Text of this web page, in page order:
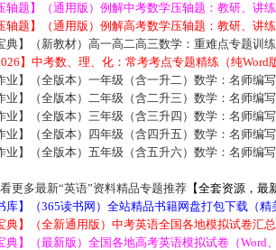
轴题】（通用版）例解中考数学压轴题：教研、讲
轴题】（通用版）例解高考数学压轴题：教研、讲
典】（新教材）高一高二高三数学：重难点专题训练
】中考数、理、化：常考考点专题精练（纯Word
业】（全版本）一年级（含一升二）数学：名师编
业】（全版本）二年级（含二升三）数学：名师编
业】（全版本）三年级（含三升四）数学：名师编
业】（全版本）四年级（含四升五）数学：名师编
业】（全版本）五年级（含五升六）数学：名师编
更多最新“英语”资料精品专题推荐【全套资源，最
库】（365读书网）全站精品书籍网盘打包下载（精
典】（全新通用版）中考英语全国各地模拟试卷汇总
典】（最新版）全国各地高考英语模拟试卷（Word